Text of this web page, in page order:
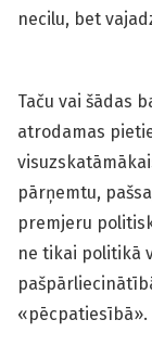
necilu, bet
Taču vai šādas
atrodamas
pārņemtu,
premjeru
ne tikai politikā
«pēcpatiesībā».